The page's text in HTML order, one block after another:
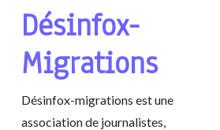
Désinfox-
Migrations
Désinfox-migrations est une
association de journalistes,